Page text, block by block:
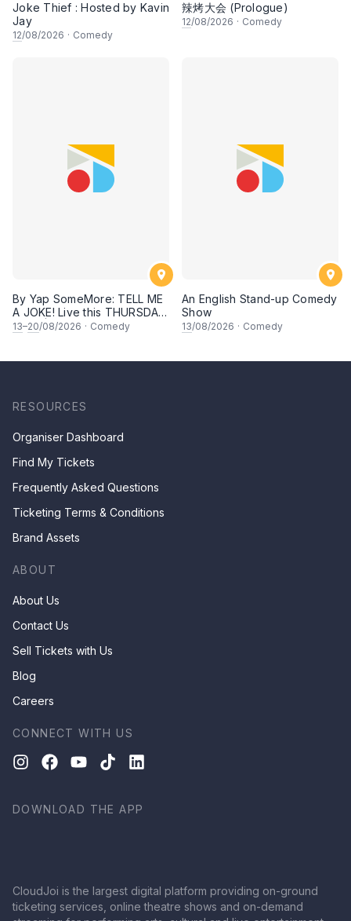
Joke Thief : Hosted by Kavin
Jay
12/08/2026 · Comedy
辣烤大会 (Prologue)
12/08/2026 · Comedy
By Yap SomeMore: TELL ME
A JOKE! Live this THURSDAY
Night | 8.30PM at KL Comedy
13–20/08/2026 · Comedy
An English Stand-up Comedy
Show
13/08/2026 · Comedy
RESOURCES
Organiser Dashboard
Find My Tickets
Frequently Asked Questions
Ticketing Terms & Conditions
Brand Assets
ABOUT
About Us
Contact Us
Sell Tickets with Us
Blog
Careers
CONNECT WITH US
DOWNLOAD THE APP
CloudJoi is the largest digital platform providing on-ground
ticketing services, online theatre shows and on-demand